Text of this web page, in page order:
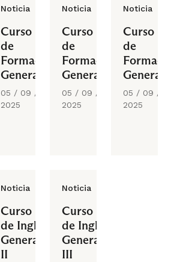
Noticia
Curso
de
Formación
General
05 / 09 /
2025
Noticia
Curso
de
Formación
General
05 / 09 /
2025
Noticia
Curso
de
General
05 / 09 /
2025
Noticia
Curso
de Inglés
General
II
Noticia
Curso
de Inglés
General
III